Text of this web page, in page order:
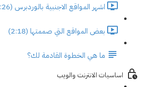
اشهر المواقع الاجنبية بالوردبرس (1:26)
بعض المواقع التي صممتها (2:18)
ما هي الخطوة القادمة لك؟
اساسيات الانترنت والويب